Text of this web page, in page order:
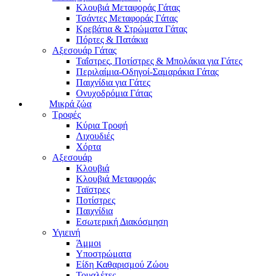
Κλουβιά Μεταφοράς Γάτας
Τσάντες Μεταφοράς Γάτας
Κρεβάτια & Στρώματα Γάτας
Πόρτες & Πατάκια
Αξεσουάρ Γάτας
Ταΐστρες, Ποτίστρες & Μπολάκια για Γάτες
Περιλαίμια-Οδηγοί-Σαμαράκια Γάτας
Παιχνίδια για Γάτες
Ονυχοδρόμια Γάτας
Μικρά ζώα
Τροφές
Κύρια Τροφή
Λιχουδιές
Χόρτα
Αξεσουάρ
Κλουβιά
Κλουβιά Μεταφοράς
Ταϊστρες
Ποτίστρες
Παιχνίδια
Εσωτερική Διακόσμηση
Υγιεινή
Άμμοι
Υποστρώματα
Είδη Καθαρισμού Ζώου